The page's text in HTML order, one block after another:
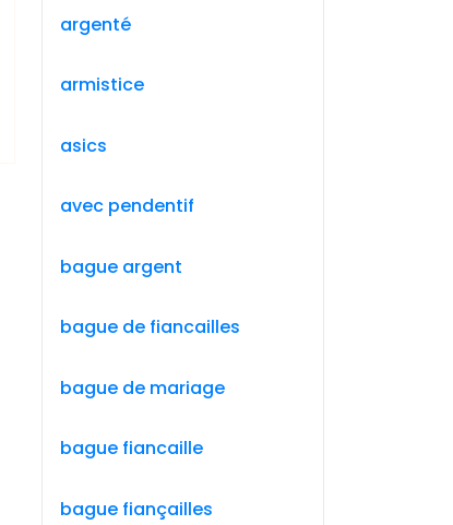
argenté
armistice
asics
avec pendentif
bague argent
bague de fiancailles
bague de mariage
bague fiancaille
bague fiançailles